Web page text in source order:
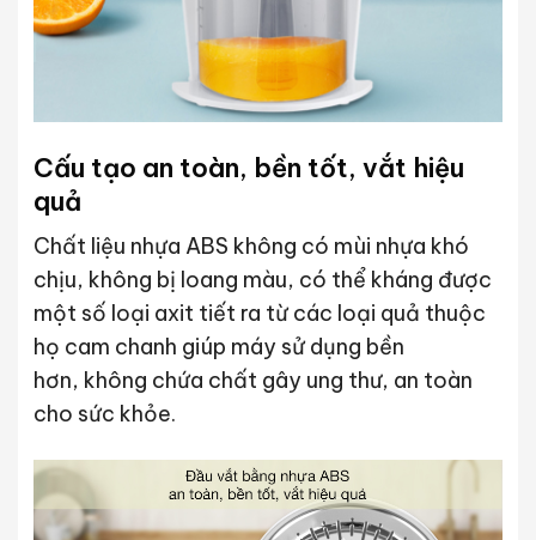
Cấu tạo an toàn, bền tốt, vắt hiệu
quả
Chất liệu nhựa ABS không có mùi nhựa khó
chịu, không bị loang màu, có thể kháng được
một số loại axit tiết ra từ các loại quả thuộc
họ cam chanh giúp máy sử dụng bền
hơn, không chứa chất gây ung thư, an toàn
cho sức khỏe.